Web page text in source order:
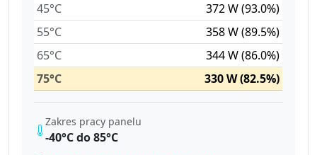
45°C
372 W (93.0%)
55°C
358 W (89.5%)
65°C
344 W (86.0%)
75°C
330 W (82.5%)
Zakres pracy panelu
-40°C do 85°C